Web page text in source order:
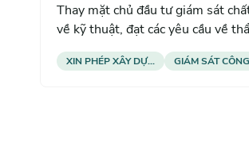
Thay mặt chủ đầu tư giám sát
về kỹ thuật, đạt các yêu cầu về
XIN PHÉP XÂY DỰ... GIÁM SÁT